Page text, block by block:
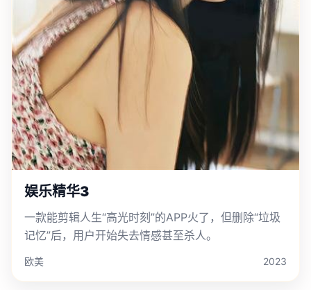
娱乐精华3
一款能剪辑人生“高光时刻”的APP火了，但删除“垃圾
记忆”后，用户开始失去情感甚至杀人。
欧美 2023